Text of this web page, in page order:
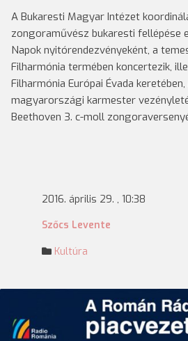
A Bukaresti Magyar Intézet
zongoraművész bukaresti fellépése
Napok nyitórendezvényeként, a
Filharmónia termében koncertezik,
Filharmónia Európai Évada
magyarországi karmester
Beethoven 3. c-moll
2016. április 29. , 10:38
Szőcs Levente
Kultúra